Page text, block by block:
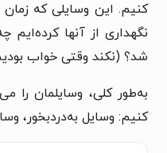
کنیم. این وسایلی که
نگهداری از آنها
شد؟ (نکند وقتی خواب
به‌طور کلی، وسایلمان را
کنیم: وسایل به‌دردبخور،